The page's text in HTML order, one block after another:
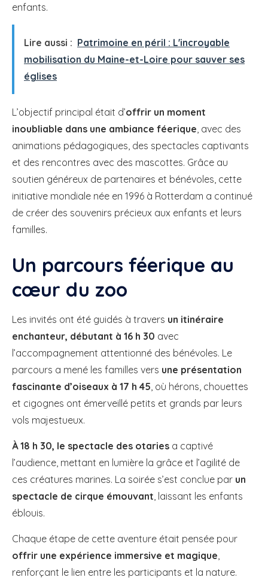
enfants.
Lire aussi : Patrimoine en péril : L'incroyable
mobilisation du Maine-et-Loire pour sauver ses
églises
L’objectif principal était d’offrir un moment
inoubliable dans une ambiance féerique , avec des
animations pédagogiques, des spectacles captivants
et des rencontres avec des mascottes. Grâce au
soutien généreux de partenaires et bénévoles, cette
initiative mondiale née en 1996 à Rotterdam a continué
de créer des souvenirs précieux aux enfants et leurs
familles.
Un parcours féerique au
cœur du zoo
Les invités ont été guidés à travers un itinéraire
enchanteur, débutant à 16 h 30 avec
l’accompagnement attentionné des bénévoles. Le
parcours a mené les familles vers une présentation
fascinante d’oiseaux à 17 h 45 , où hérons, chouettes
et cigognes ont émerveillé petits et grands par leurs
vols majestueux.
À 18 h 30, le spectacle des otaries a captivé
l’audience, mettant en lumière la grâce et l’agilité de
ces créatures marines. La soirée s’est conclue par un
spectacle de cirque émouvant , laissant les enfants
éblouis.
Chaque étape de cette aventure était pensée pour
offrir une expérience immersive et magique
renforçant le lien entre les participants et la nature.